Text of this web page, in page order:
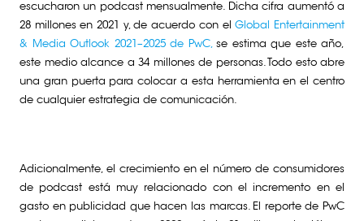
escucharon un podcast mensualmente. Dicha cifra aumentó a
28 millones en 2021 y, de acuerdo con elGlobal Entertainment
& Media Outlook 2021–2025 de PwC, se estima que este año,
este medio alcance a 34 millones de personas. Todo esto abre
una gran puerta para colocar a esta herramienta en el centro
de cualquier estrategia de comunicación.
Adicionalmente, el crecimiento en el número de consumidores
de podcast está muy relacionado con el incremento en el
gasto en publicidad que hacen las marcas. El reporte de PwC